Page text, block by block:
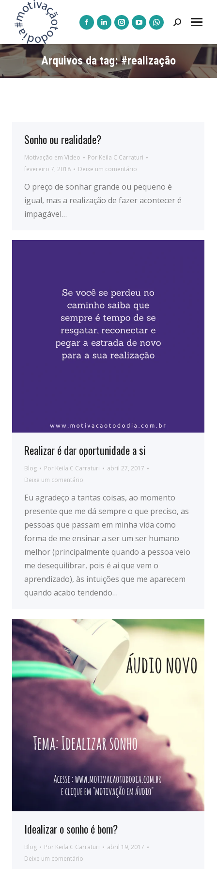
A
página
Facebook
abre
A
página
LinkedIn
abre
A
página
Instagram
abre
A
página
YouTube
A
página
WhatsApp
Pesquisar:
Arquivos da tag:#realização
Sonho ou realidade?
Motivação em Vídeo Por Keila C Carraturi
fevereiro 7, 2018
Deixe um comentário
O preço de sonhar grande ou pequeno é
igual, mas a realização de fazer acontecer é
impagável…
Realizar é dar oportunidade a si
Blog Por Keila C Carraturi
abril 27, 2017
Deixe um comentário
Eu agradeço a tantas coisas, ao momento
presente que me dá sempre o que preciso, as
pessoas que passam em minha vida como
forma de me ensinar a ser um ser humano
melhor (principalmente quando a pessoa veio
me desequilibrar, pois é ai que vem o
aprendizado), às intuições que me aparecem
quando acabo tendendo…
Idealizar o sonho é bom?
Blog Por Keila C Carraturi
abril 19, 2017
Deixe um comentário